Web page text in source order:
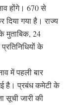
होंगे। 670 से
गया है। राज्य
मुताबिक, 24
के
में पहली बार
है। प्रबंध कमेटी के
सूची जारी की